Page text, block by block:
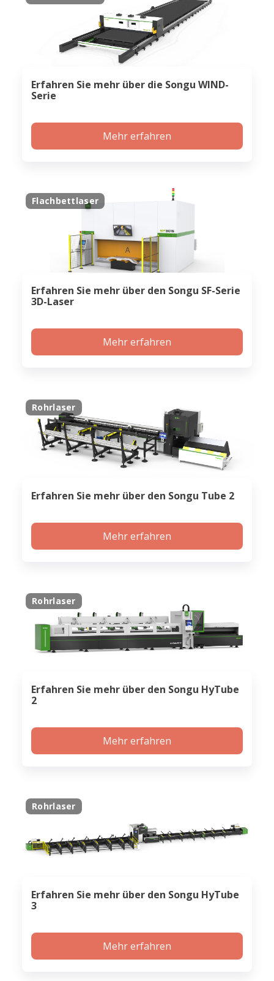
Erfahren Sie mehr über die Songu WIND-
Serie
Mehr erfahren
Flachbettlaser
Erfahren Sie mehr über den Songu SF-Serie
3D-Laser
Mehr erfahren
Rohrlaser
Erfahren Sie mehr über den Songu Tube 2
Mehr erfahren
Rohrlaser
Erfahren Sie mehr über den Songu HyTube
2
Mehr erfahren
Rohrlaser
Erfahren Sie mehr über den Songu HyTube
3
Mehr erfahren